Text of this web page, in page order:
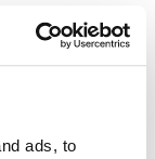
ads, to
feuchte (bzw.
immer so,